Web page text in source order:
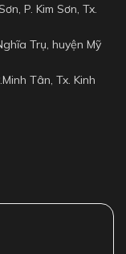
P. Kim Sơn, Tx.
Trụ, huyện Mỹ
Tân, Tx. Kinh